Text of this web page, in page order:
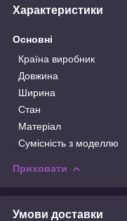
Характеристики
Основні
Країна виробник
Довжина
Ширина
Стан
Матеріал
Сумісність з моделлю
Приховати
Умови доставки